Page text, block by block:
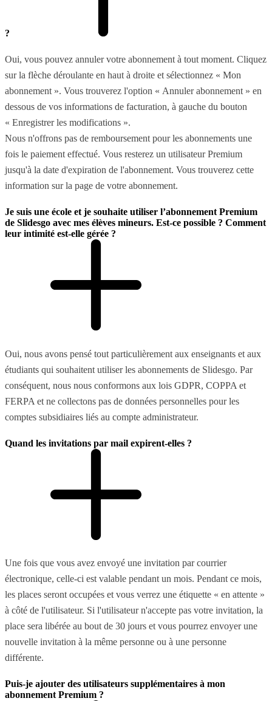
?
Oui, vous pouvez annuler votre abonnement à tout moment. Cliquez
sur la flèche déroulante en haut à droite et sélectionnez « Mon
abonnement ». Vous trouverez l'option « Annuler abonnement » en
dessous de vos informations de facturation, à gauche du bouton
« Enregistrer les modifications ».
Nous n'offrons pas de remboursement pour les abonnements une
fois le paiement effectué. Vous resterez un utilisateur Premium
jusqu'à la date d'expiration de l'abonnement. Vous trouverez cette
information sur la page de votre abonnement.
Je suis une école et je souhaite utiliser l’abonnement Premium
de Slidesgo avec mes élèves mineurs. Est-ce possible ? Comment
leur intimité est-elle gérée ?
Oui, nous avons pensé tout particulièrement aux enseignants et aux
étudiants qui souhaitent utiliser les abonnements de Slidesgo. Par
conséquent, nous nous conformons aux lois GDPR, COPPA et
FERPA et ne collectons pas de données personnelles pour les
comptes subsidiaires liés au compte administrateur.
Quand les invitations par mail expirent-elles ?
Une fois que vous avez envoyé une invitation par courrier
électronique, celle-ci est valable pendant un mois. Pendant ce mois,
les places seront occupées et vous verrez une étiquette « en attente »
à côté de l'utilisateur. Si l'utilisateur n'accepte pas votre invitation, la
place sera libérée au bout de 30 jours et vous pourrez envoyer une
nouvelle invitation à la même personne ou à une personne
différente.
Puis-je ajouter des utilisateurs supplémentaires à mon
abonnement Premium ?